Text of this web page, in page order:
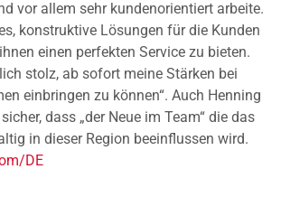
vor allem sehr kundenorientiert arbeite.
konstruktive Lösungen für die Kunden
einen perfekten Service zu bieten.
stolz, ab sofort meine Stärken bei
einbringen zu können“. Auch Henning
dass „der Neue im Team“ die das
in dieser Region beeinflussen wird.
DE